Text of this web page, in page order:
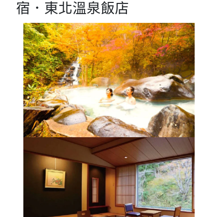
宿．東北溫泉飯店